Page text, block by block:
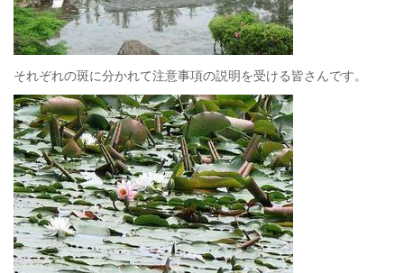
それぞれの斑に分かれて注意事項の説明を受ける皆さんです。